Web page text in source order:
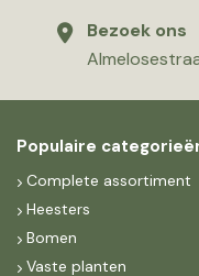
Bezoek ons
Populaire
Complete assortiment
Heesters
Bomen
Vaste planten